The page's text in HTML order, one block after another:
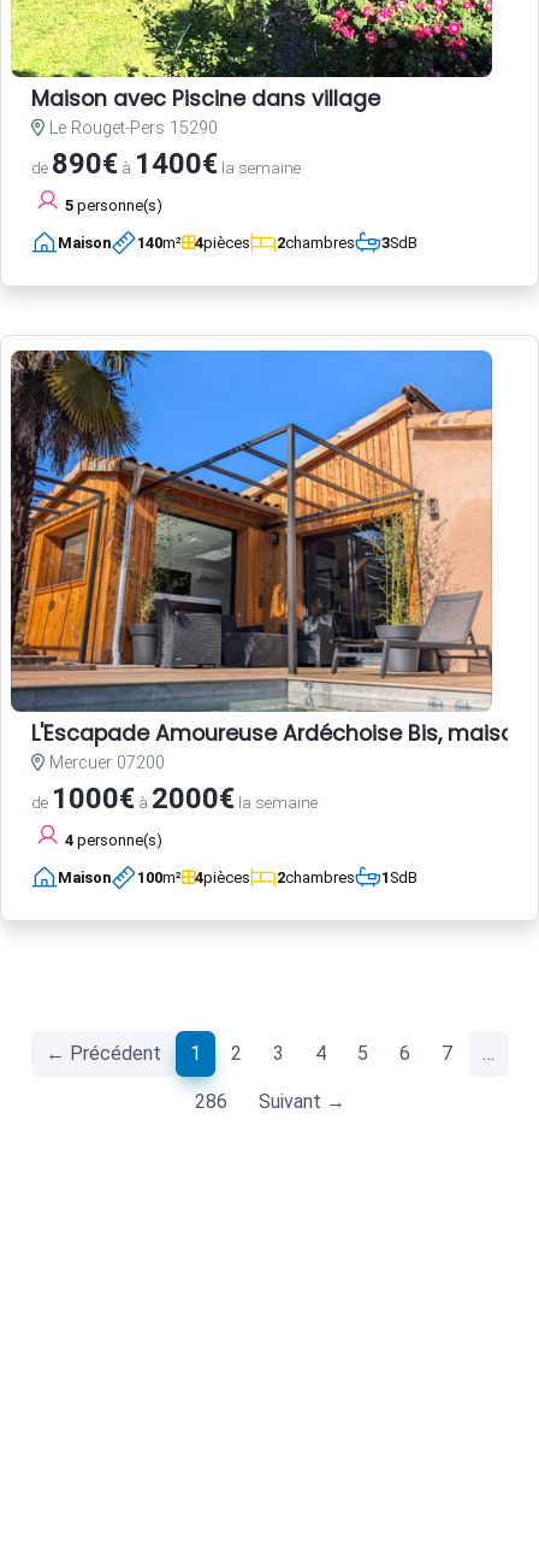
Maison avec Piscine dans village
Le Rouget-Pers 15290
de 890€ à 1400€ la semaine
5 personne(s)
Maison 140m² 4pièces 2chambres 3SdB
L'Escapade Amoureuse Ardéchoise Bis,
Mercuer 07200
de 1000€ à 2000€ la semaine
4 personne(s)
Maison 100m² 4pièces 2chambres 1SdB
← Précédent 1 (current)
2 3 4 5 6 7 …
286 Suivant →